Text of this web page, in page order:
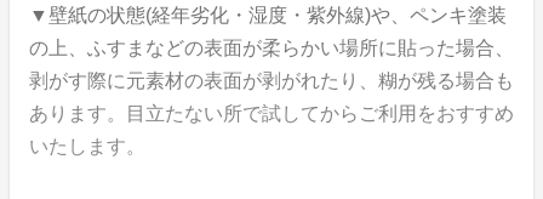
▼壁紙の状態(経年劣化・湿度・紫外線)や、ペンキ塗装
の上、ふすまなどの表面が柔らかい場所に貼った場合、
剥がす際に元素材の表面が剥がれたり、糊が残る場合も
あります。目立たない所で試してからご利用をおすすめ
いたします。